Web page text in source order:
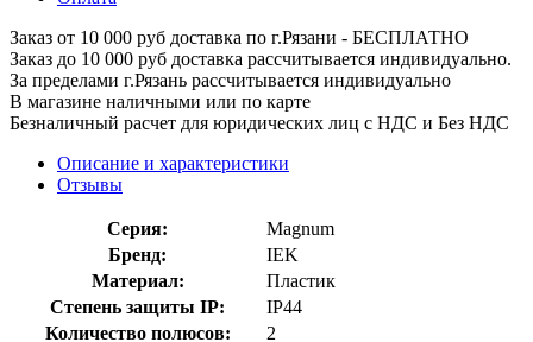
Заказ от 10 000 руб доставка по г.Рязани - БЕСПЛАТНО
Заказ до 10 000 руб доставка рассчитывается индивидуально.
За пределами г.Рязань рассчитывается индивидуально
В магазине наличными или по карте
Безналичный расчет для юридических лиц с НДС и Без НДС
Описание и характеристики
Отзывы
Серия:
Magnum
Бренд:
IEK
Материал:
Пластик
Степень защиты IP:
IP44
Количество полюсов:
2